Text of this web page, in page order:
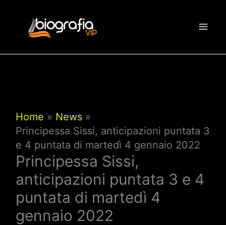
contenuto
Home
News
Principessa Sissi, anticipazioni puntata 3
e 4 puntata di martedì 4 gennaio 2022
Principessa Sissi,
anticipazioni puntata 3 e 4
puntata di martedì 4
gennaio 2022